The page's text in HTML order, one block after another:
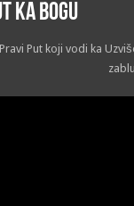
ka Bogu
Put koji vodi ka